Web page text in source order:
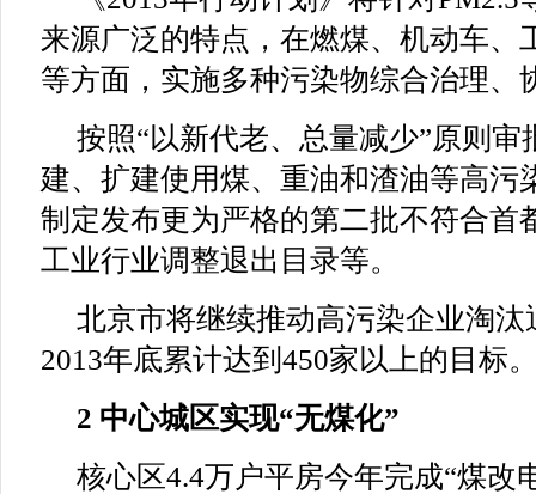
来源广泛的特点，在燃煤、机动车、
等方面，实施多种污染物综合治理、
按照“以新代老、总量减少”原则审
建、扩建使用煤、重油和渣油等高污
制定发布更为严格的第二批不符合首
工业行业调整退出目录等。
北京市将继续推动高污染企业淘汰
2013年底累计达到450家以上的目标
2 中心城区实现“无煤化”
核心区4.4万户平房今年完成“煤改